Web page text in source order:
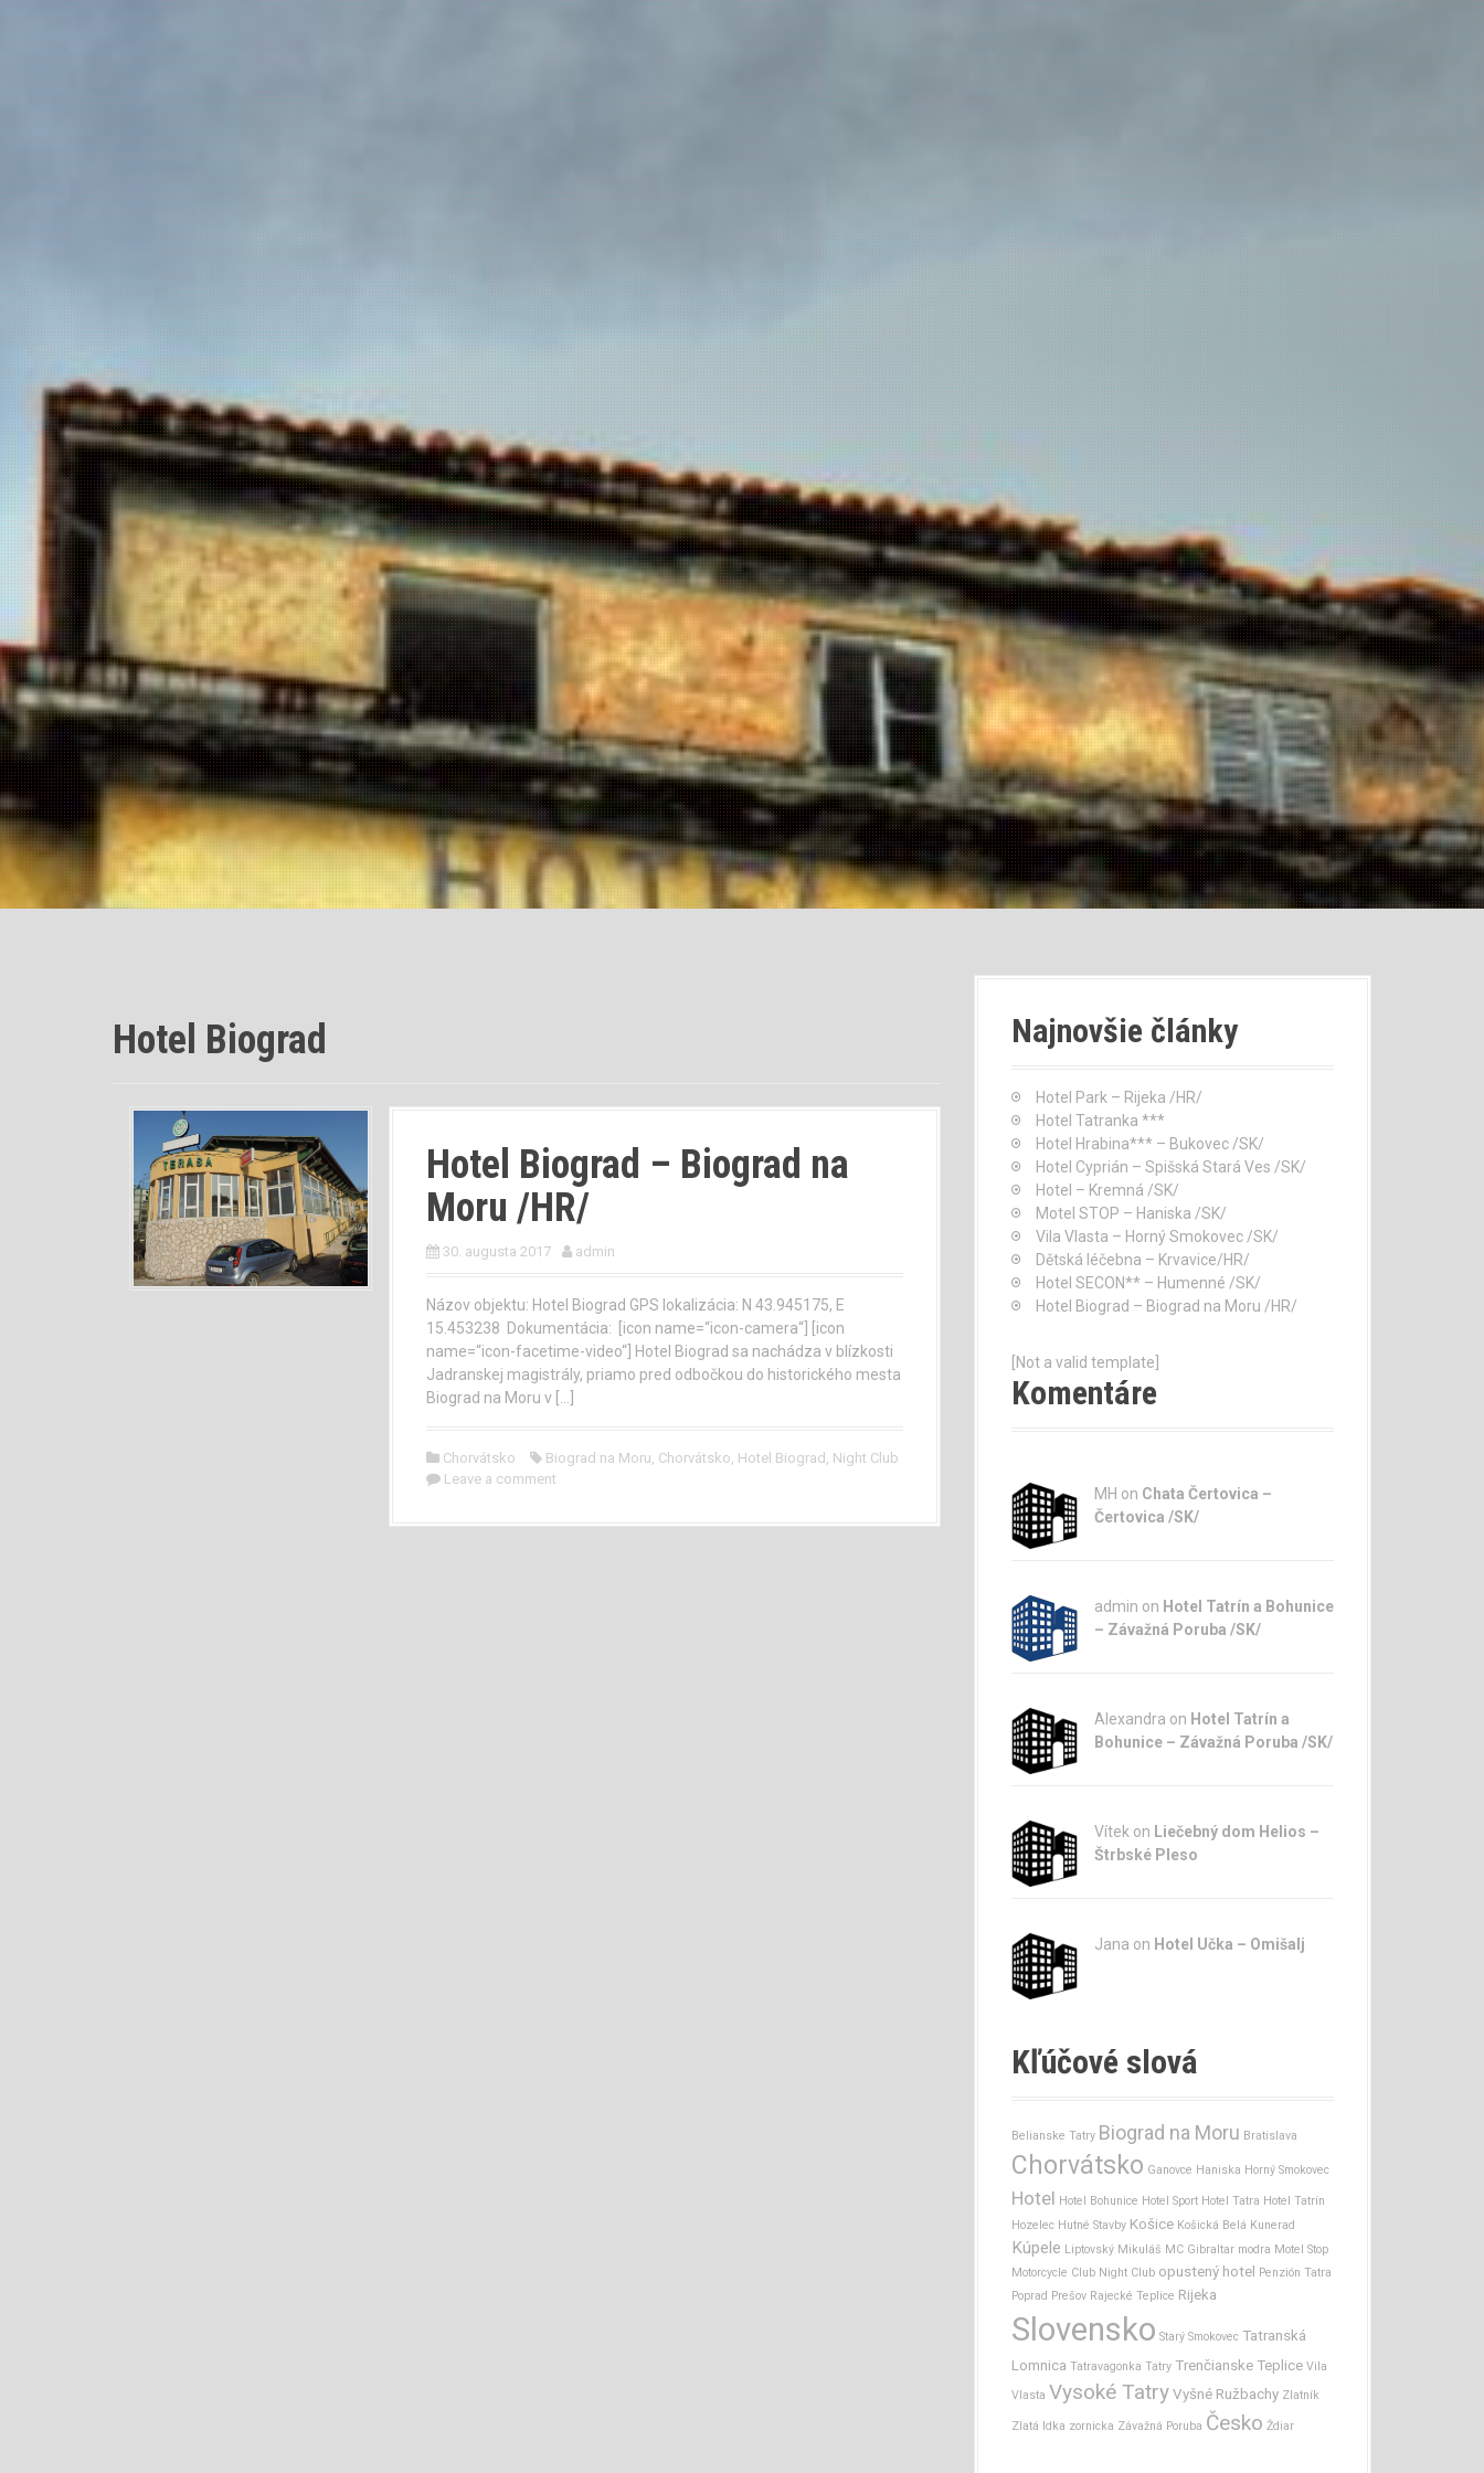
Hotel Biograd
Hotel Biograd – Biograd na
Moru /HR/
30. augusta 2017 admin
Názov objektu: Hotel Biograd GPS lokalizácia: N 43.945175, E
15.453238 Dokumentácia: [icon name=“icon-camera“] [icon
name=“icon-facetime-video“] Hotel Biograd sa nachádza v blízkosti
Jadranskej magistrály, priamo pred odbočkou do historického mesta
Biograd na Moru v […]
Chorvátsko Biograd na Moru Chorvátsko Hotel Biograd Night Club
Leave a comment
Najnovšie články
Hotel Park – Rijeka /HR/
Hotel Tatranka ***
Hotel Hrabina*** – Bukovec /SK/
Hotel Cyprián – Spišská Stará Ves /SK/
Hotel – Kremná /SK/
Motel STOP – Haniska /SK/
Vila Vlasta – Horný Smokovec /SK/
Dětská léčebna – Krvavice/HR/
Hotel SECON** – Humenné /SK/
Hotel Biograd – Biograd na Moru /HR/
[Not a valid template]
Komentáre
MH on Chata Čertovica –
Čertovica /SK/
admin on Hotel Tatrín a Bohunice
– Závažná Poruba /SK/
Alexandra on Hotel Tatrín a
Bohunice – Závažná Poruba /SK/
Vítek on Liečebný dom Helios –
Štrbské Pleso
Jana on Hotel Učka – Omišalj
Kľúčové slová
Belianske Tatry Biograd na Moru Bratislava
Chorvátsko Ganovce Haniska Horný Smokovec
Hotel Hotel Bohunice Hotel Sport Hotel Tatra Hotel Tatrín
Hozelec Hutné Stavby Košice Košická Belá Kunerad
Kúpele Liptovský Mikuláš MC Gibraltar modra Motel Stop
Motorcycle Club Night Club opustený hotel Penzión Tatra
Poprad Prešov Rajecké Teplice Rijeka
Slovensko Starý Smokovec Tatranská
Lomnica Tatravagonka Tatry Trenčianske Teplice Vila
Vlasta Vysoké Tatry Vyšné Ružbachy Zlatník
Zlatá Idka zornicka Závažná Poruba Česko Ždiar